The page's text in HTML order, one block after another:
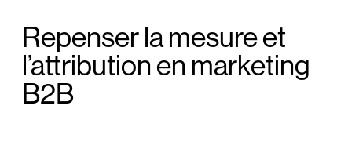
Repenser la mesure et
l’attribution en marketing
B2B